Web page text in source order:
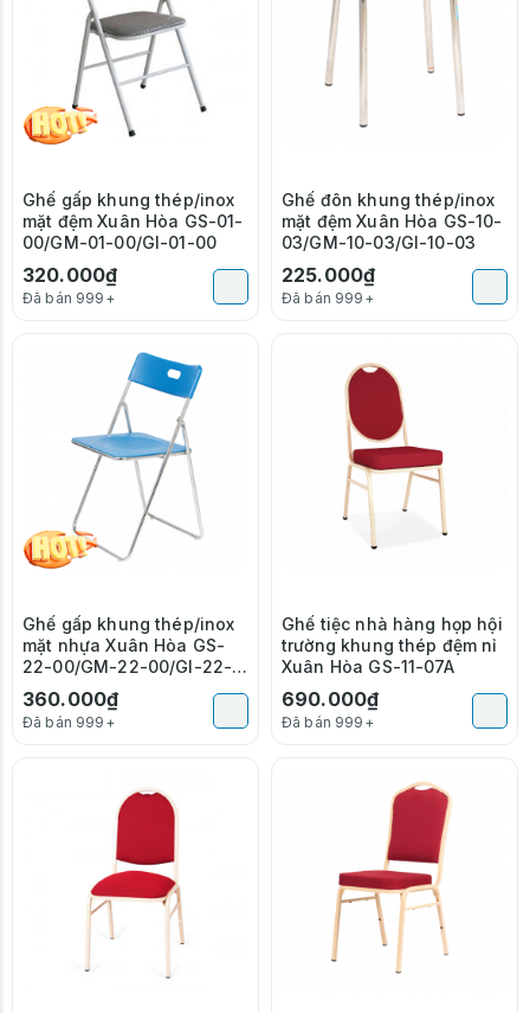
Ghế gấp khung thép/inox
mặt đệm Xuân Hòa GS-01-
00/GM-01-00/GI-01-00
320.000₫
Đã bán 999+
Ghế đôn khung thép/inox
mặt đệm Xuân Hòa GS-10-
03/GM-10-03/GI-10-03
225.000₫
Đã bán 999+
Ghế gấp khung thép/inox
mặt nhựa Xuân Hòa GS-
22-00/GM-22-00/GI-22-
00
360.000₫
Đã bán 999+
Ghế tiệc nhà hàng họp hội
trường khung thép đệm nỉ
Xuân Hòa GS-11-07A
690.000₫
Đã bán 999+